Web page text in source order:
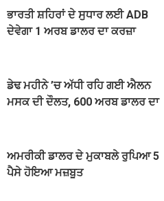
ਭਾਰਤੀ ਸ਼ਹਿਰਾਂ ਦੇ ਸੁਧਾਰ ਲਈ ADB
ਦੇਵੇਗਾ 1 ਅਰਬ ਡਾਲਰ ਦਾ ਕਰਜ਼ਾ
ਡੇਢ ਮਹੀਨੇ ’ਚ ਅੱਧੀ ਰਹਿ ਗਈ ਐਲਨ
ਮਸਕ ਦੀ ਦੌਲਤ, 600 ਅਰਬ ਡਾਲਰ ਦਾ
ਅਮਰੀਕੀ ਡਾਲਰ ਦੇ ਮੁਕਾਬਲੇ ਰੁਪਿਆ 5
ਪੈਸੇ ਹੋਇਆ ਮਜ਼ਬੂਤ